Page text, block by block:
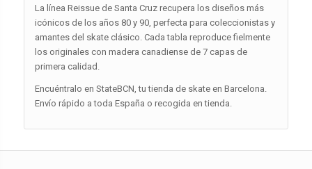
La línea Reissue de Santa Cruz recupera los diseños más
icónicos de los años 80 y 90, perfecta para coleccionistas y
amantes del skate clásico. Cada tabla reproduce fielmente
los originales con madera canadiense de 7 capas de
primera calidad.
Encuéntralo en StateBCN, tu tienda de skate en Barcelona.
Envío rápido a toda España o recogida en tienda.